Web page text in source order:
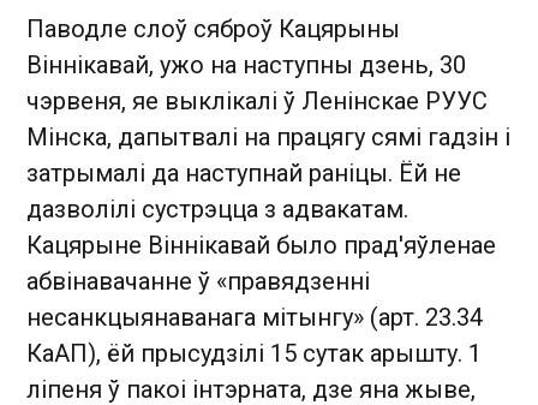
Паводле слоў сяброў Кацярыны
Віннікавай, ужо на наступны дзень, 30
чэрвеня, яе выклікалі ў Ленінскае РУУС
Мінска, дапытвалі на працягу сямі гадзін і
затрымалі да наступнай раніцы. Ёй не
дазволілі сустрэцца з адвакатам.
Кацярыне Віннікавай было прад'яўленае
абвінавачанне ў «правядзенні
несанкцыянаванага мітынгу» (арт. 23.34
КаАП), ёй прысудзілі 15 сутак арышту. 1
ліпеня ў пакоі інтэрната, дзе яна жыве,